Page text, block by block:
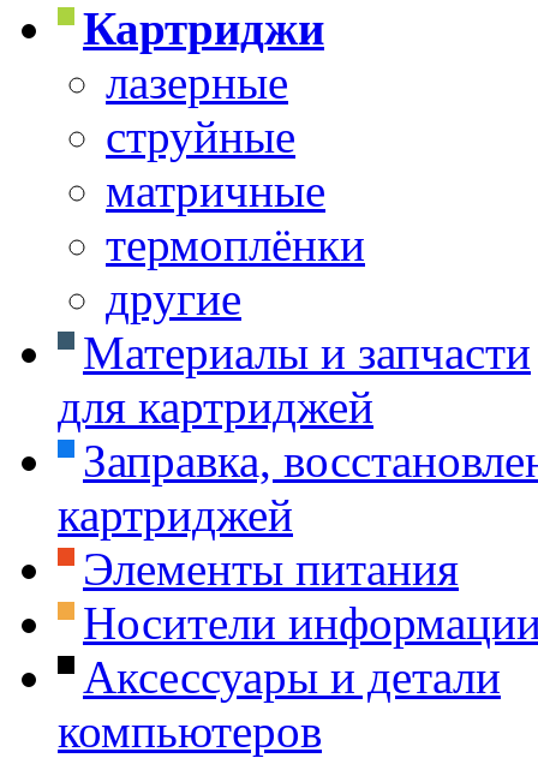
Картриджи
лазерные
струйные
матричные
термоплёнки
другие
Материалы и запчасти
для картриджей
Заправка,
картриджей
Элементы питания
Носители
Аксессуары и детали
компьютеров